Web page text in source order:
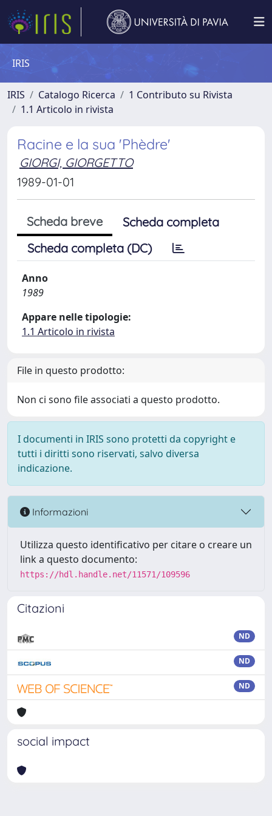
IRIS
IRIS Catalogo Ricerca
1 Contributo su Rivista
1.1 Articolo in rivista
Racine e la sua 'Phèdre'
GIORGI, GIORGETTO
1989-01-01
Scheda breve
Scheda completa
Scheda completa (DC)
Anno
1989
Appare nelle tipologie:
1.1 Articolo in rivista
File in questo prodotto:
Non ci sono file associati a questo prodotto.
I documenti in IRIS sono protetti da copyright e
tutti i diritti sono riservati, salvo diversa
indicazione.
Informazioni
Utilizza questo identificativo per citare o creare un
link a questo documento:
https://hdl.handle.net/11571/109596
Citazioni
ND
ND
ND
social impact